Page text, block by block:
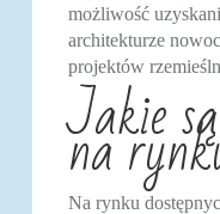
możliwość
architekturze
projektów
Jakie
na
Na rynku